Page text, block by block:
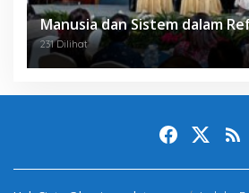
Manusia dan Sistem dalam
231 Dilihat